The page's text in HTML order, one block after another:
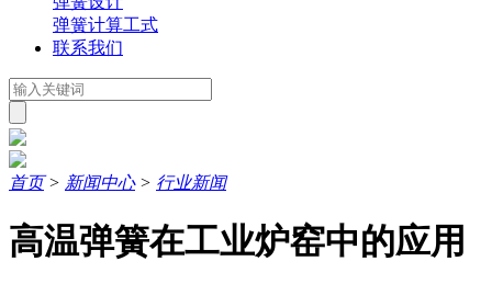
弹簧计算工式
联系我们
首页 > 新闻中心 > 行业新闻
高温弹簧在工业炉窑中的应用